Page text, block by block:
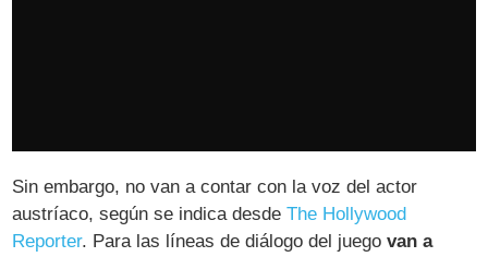
Sin embargo, no van a contar con la voz del actor
austríaco, según se indica desdeThe Hollywood
Reporter. Para las líneas de diálogo del juegovan a